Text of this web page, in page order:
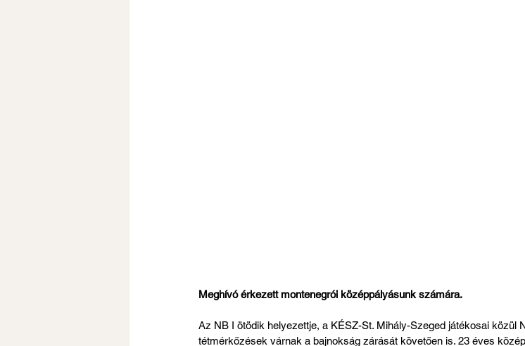
Meghívó érkezett montenegrói középpályásunk számára.
Az NB I ötödik helyezettje, a KÉSZ-St. Mihály-Szeged játékosai közül
tétmérkőzések várnak a bajnokság zárását követően is. 23 éves